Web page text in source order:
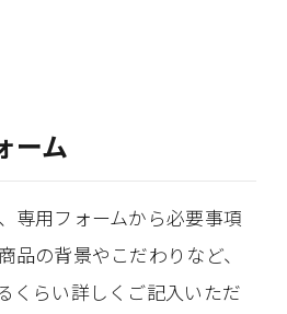
ーム
専用フォームから必要事項
品の背景やこだわりなど、
くらい詳しくご記入いただ